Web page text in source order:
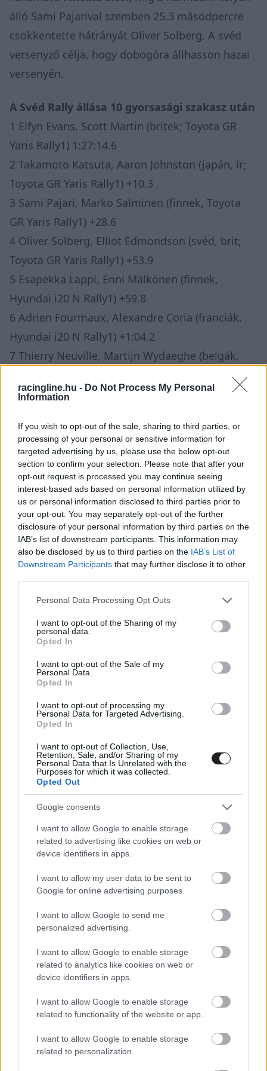
racingline.hu - Do Not Process My Personal
Information
If you wish to opt-out of the sale, sharing to third parties, or
processing of your personal or sensitive information for
targeted advertising by us, please use the below opt-out
section to confirm your selection. Please note that after your
opt-out request is processed you may continue seeing
interest-based ads based on personal information utilized by
us or personal information disclosed to third parties prior to
your opt-out. You may separately opt-out of the further
disclosure of your personal information by third parties on the
IAB’s list of downstream participants. This information may
also be disclosed by us to third parties on the IAB’s List of
Downstream Participants that may further disclose it to other
Please note that this website/app uses one or more Google
not limited to your visit or usage behaviour. You may click to
grant or deny consent to Google and its third-party tags to
use your data for below specified purposes in below Google
consent section.
Personal Data Processing Opt Outs
I want to opt-out of the Sharing of my
personal data.
Opted In
I want to opt-out of the Sale of my
Personal Data.
Opted In
I want to opt-out of processing my
Personal Data for Targeted Advertising.
Opted In
I want to opt-out of Collection, Use,
Retention, Sale, and/or Sharing of my
Personal Data that Is Unrelated with the
Purposes for which it was collected.
Opted Out
Google consents
I want to allow Google to enable storage
related to advertising like cookies on web or
device identifiers in apps.
I want to allow my user data to be sent to
Google for online advertising purposes.
I want to allow Google to send me
personalized advertising.
I want to allow Google to enable storage
related to analytics like cookies on web or
device identifiers in apps.
I want to allow Google to enable storage
related to functionality of the website or app.
I want to allow Google to enable storage
related to personalization.
álló Sami Pajarival szemben 25.3 másodpercre
csökkentette hátrányát Oliver Solberg. A svéd
versenyző célja, hogy dobogóra állhasson hazai
versenyén.
A Svéd Rally állása 10 gyorsasági szakasz után
1 Elfyn Evans, Scott Martin (britek; Toyota GR
Yaris Rally1) 1:27:14.6
2 Takamoto Katsuta, Aaron Johnston (japán, ír;
Toyota GR Yaris Rally1) +10.3
3 Sami Pajari, Marko Salminen (finnek, Toyota
GR Yaris Rally1) +28.6
4 Oliver Solberg, Elliot Edmondson (svéd, brit;
Toyota GR Yaris Rally1) +53.9
5 Esapekka Lappi, Enni Mälkönen (finnek,
Hyundai i20 N Rally1) +59.8
6 Adrien Fourmaux, Alexandre Coria (franciák,
Hyundai i20 N Rally1) +1:04.2
7 Thierry Neuville, Martijn Wydaeghe (belgák,
8 Jon Armstrong, Shane Byrne (írek, Ford Puma
9 Josh McErlean, Eoin Tracey (írek, Ford Puma
Rally1) +3:51.4
10 Roope Korhonen, Anssi Viinikka (finnek,
Toyota GR Yaris Rally2, WRC2) +6:02.3
A Svéd Rally időterve
Február 12. csütörtök
19:05SS1 Umeå 1 10.23 km Solberg 5:53.1 / 1.
SOLBERG, 2. Evans, 3. Katsuta
Február 13., péntek
SS2 Bygdsiljum 1 27.55 km Evans 12:43.2 /
1. EVANS, 2. Solberg, 3. Katsuta
SS3 Andersvattnet 1 20.51 km Evans
10:33.8 / 1. EVANS, 2. Katsuta, 3. Pajari
SS4 Bäck 1 11.53 km Solberg 6:40.7 / 1.
EVANS, 2. Katsuta, 3. Pajari
SS5 Bygdsiljum 2 27.55 km Katsuta 12:50.9
/ 1. EVANS, 2. Katsuta, 3. Pajari
10:45.0 / 1. EVANS, 2. Katsuta, 3. Pajari
KATSUTA, 2. Evans, 3. Pajari